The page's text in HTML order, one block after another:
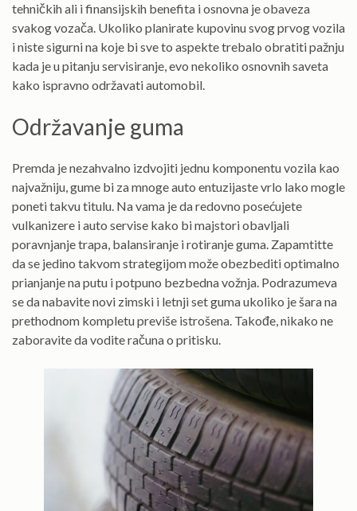
tehničkih ali i finansijskih benefita i osnovna je obaveza
svakog vozača. Ukoliko planirate kupovinu svog prvog vozila
i niste sigurni na koje bi sve to aspekte trebalo obratiti pažnju
kada je u pitanju servisiranje, evo nekoliko osnovnih saveta
kako ispravno održavati automobil.
Održavanje guma
Premda je nezahvalno izdvojiti jednu komponentu vozila kao
najvažniju, gume bi za mnoge auto entuzijaste vrlo lako mogle
poneti takvu titulu. Na vama je da redovno posećujete
vulkanizere i auto servise kako bi majstori obavljali
poravnjanje trapa, balansiranje i rotiranje guma. Zapamtitte
da se jedino takvom strategijom može obezbediti optimalno
prianjanje na putu i potpuno bezbedna vožnja. Podrazumeva
se da nabavite novi zimski i letnji set guma ukoliko je šara na
prethodnom kompletu previše istrošena. Takođe, nikako ne
zaboravite da vodite računa o pritisku.